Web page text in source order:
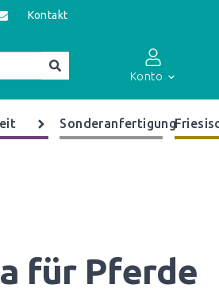
Kontakt
Konto
Sonderanfertigung
für Pferde